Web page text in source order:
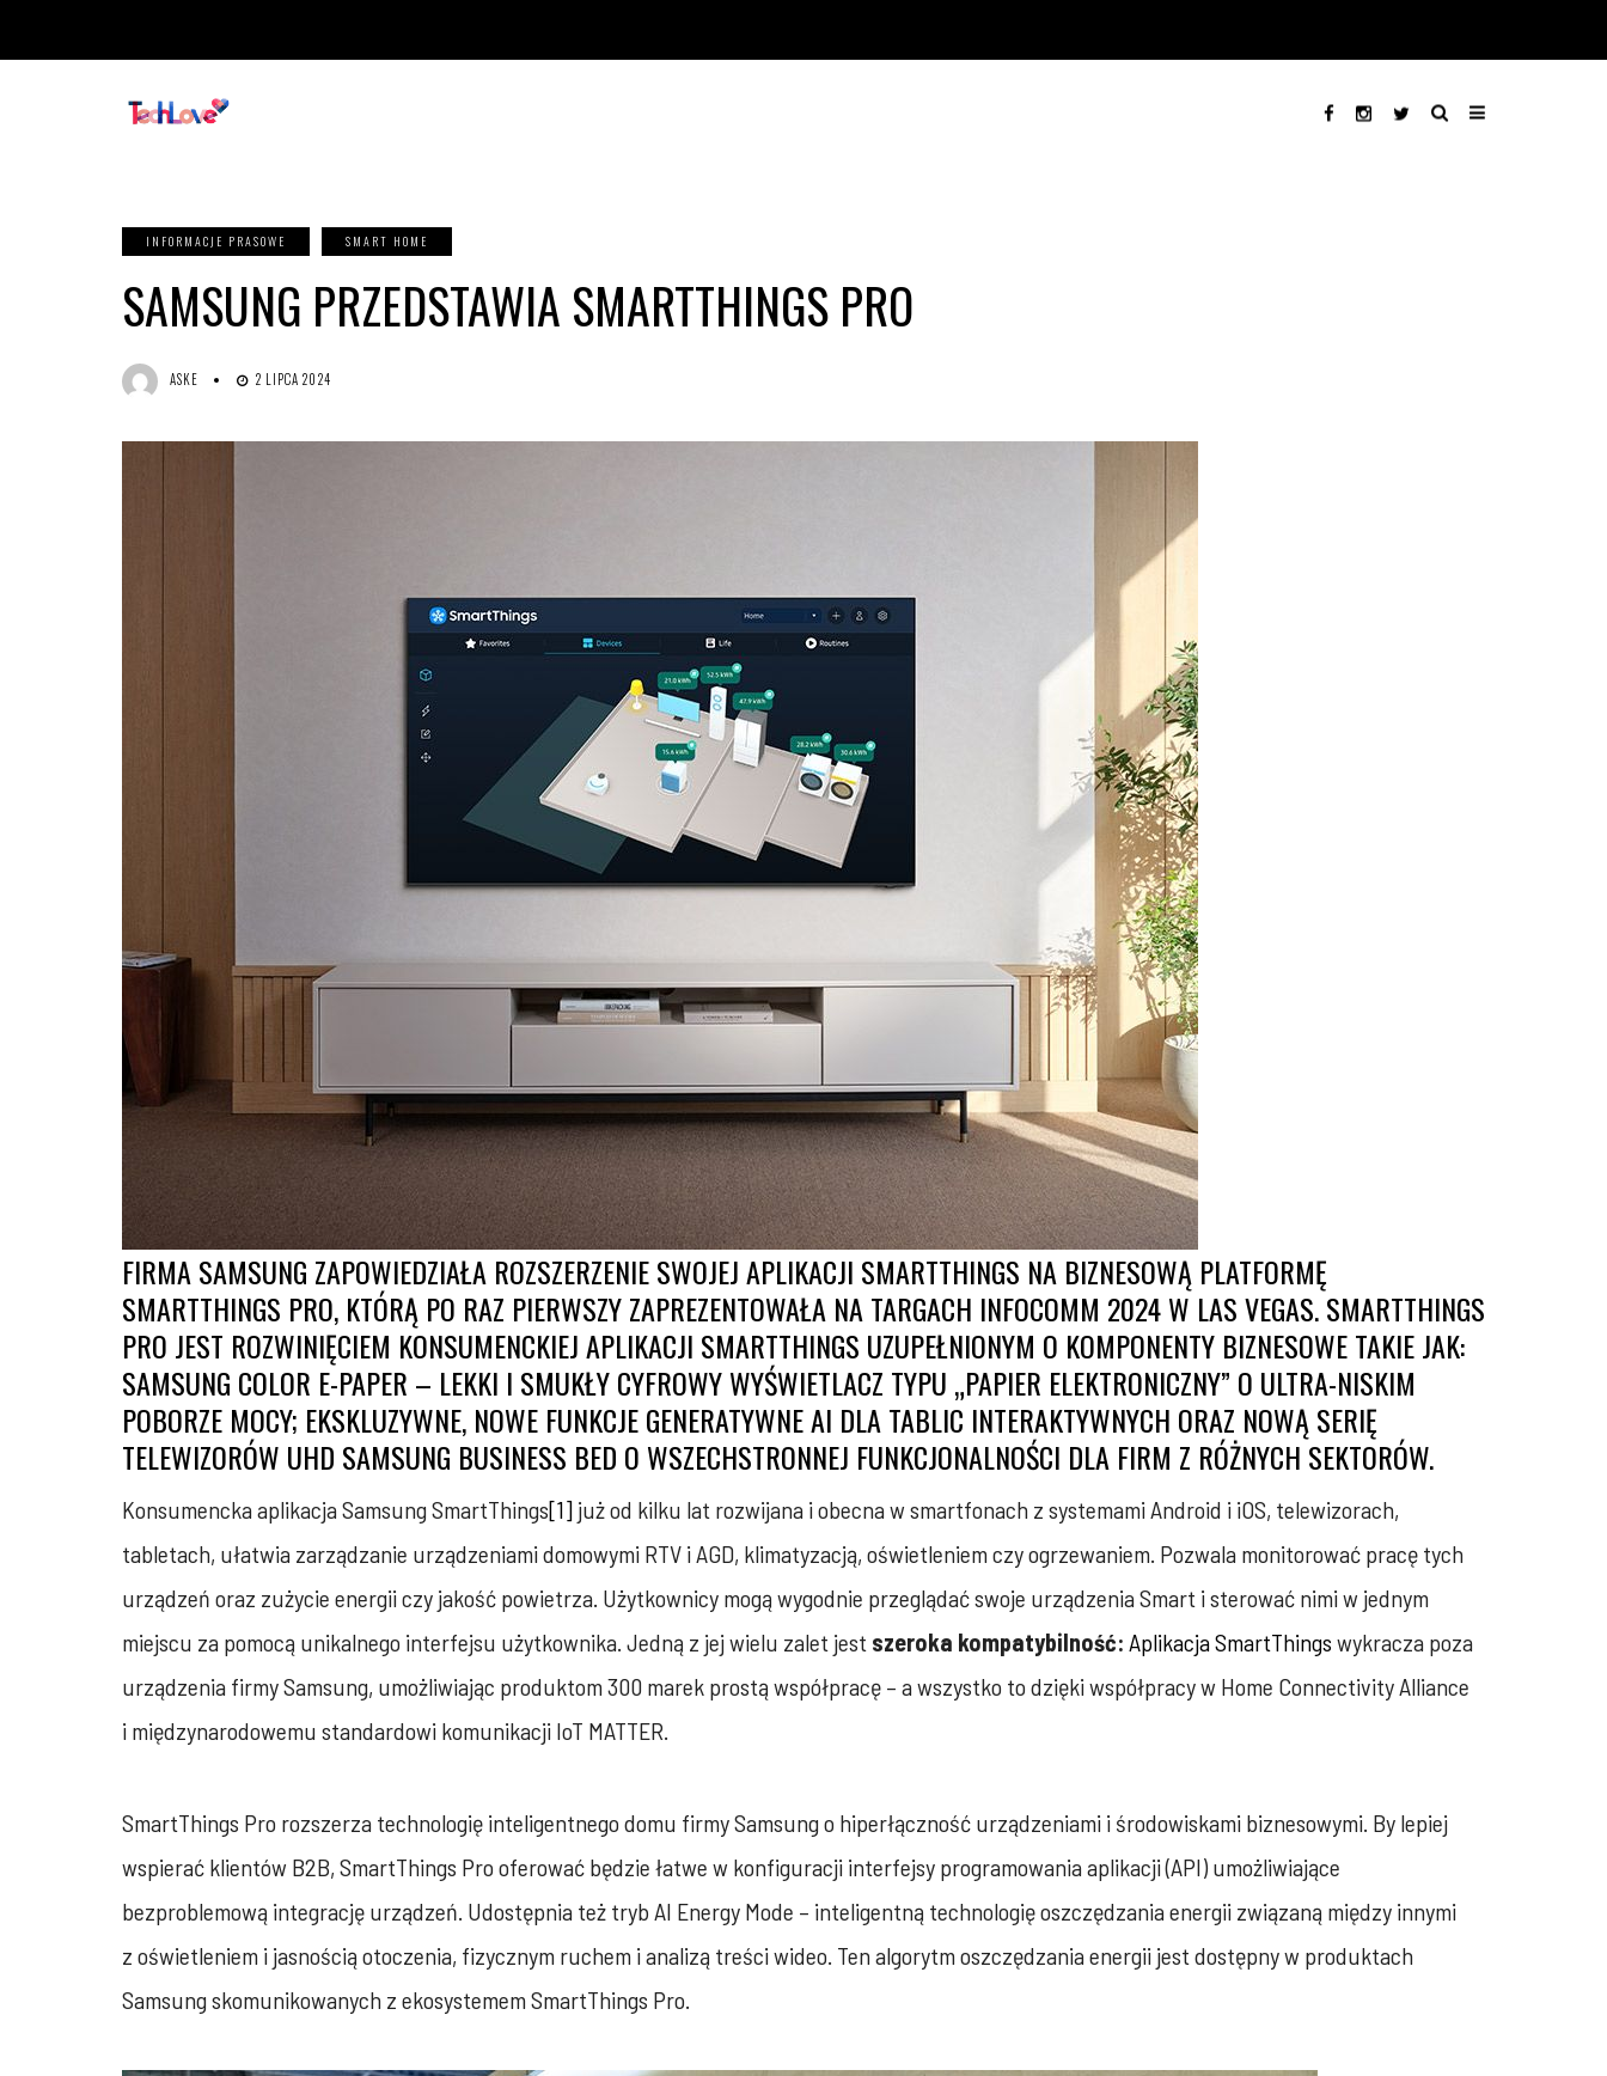
INFORMACJE PRASOWE SMART HOME
SAMSUNG PRZEDSTAWIA SMARTTHINGS PRO
ASKE 2 LIPCA 2024
FIRMA SAMSUNG ZAPOWIEDZIAŁA ROZSZERZENIE SWOJEJ APLIKACJI SMARTTHINGS NA BIZNESOWĄ PLATFORMĘ
SMARTTHINGS PRO, KTÓRĄ PO RAZ PIERWSZY ZAPREZENTOWAŁA NA TARGACH INFOCOMM 2024 W LAS VEGAS. SMARTTHINGS
PRO JEST ROZWINIĘCIEM KONSUMENCKIEJ APLIKACJI SMARTTHINGS UZUPEŁNIONYM O KOMPONENTY BIZNESOWE TAKIE JAK:
SAMSUNG COLOR E-PAPER – LEKKI I SMUKŁY CYFROWY WYŚWIETLACZ TYPU „PAPIER ELEKTRONICZNY” O ULTRA-NISKIM
POBORZE MOCY; EKSKLUZYWNE, NOWE FUNKCJE GENERATYWNE AI DLA TABLIC INTERAKTYWNYCH ORAZ NOWĄ SERIĘ
TELEWIZORÓW UHD SAMSUNG BUSINESS BED O WSZECHSTRONNEJ FUNKCJONALNOŚCI DLA FIRM Z RÓŻNYCH SEKTORÓW.
Konsumencka aplikacja Samsung SmartThings[1] już od kilku lat rozwijana i obecna w smartfonach z systemami Android i iOS, telewizorach,
tabletach, ułatwia zarządzanie urządzeniami domowymi RTV i AGD, klimatyzacją, oświetleniem czy ogrzewaniem. Pozwala monitorować pracę tych
urządzeń oraz zużycie energii czy jakość powietrza. Użytkownicy mogą wygodnie przeglądać swoje urządzenia Smart i sterować nimi w jednym
miejscu za pomocą unikalnego interfejsu użytkownika. Jedną z jej wielu zalet jest szeroka kompatybilność: Aplikacja SmartThings wykracza poza
urządzenia firmy Samsung, umożliwiając produktom 300 marek prostą współpracę – a wszystko to dzięki współpracy w Home Connectivity Alliance
i międzynarodowemu standardowi komunikacji IoT MATTER.
SmartThings Pro rozszerza technologię inteligentnego domu firmy Samsung o hiperłączność urządzeniami i środowiskami biznesowymi. By lepiej
wspierać klientów B2B, SmartThings Pro oferować będzie łatwe w konfiguracji interfejsy programowania aplikacji (API) umożliwiające
bezproblemową integrację urządzeń. Udostępnia też tryb AI Energy Mode – inteligentną technologię oszczędzania energii związaną między innymi
z oświetleniem i jasnością otoczenia, fizycznym ruchem i analizą treści wideo. Ten algorytm oszczędzania energii jest dostępny w produktach
Samsung skomunikowanych z ekosystemem SmartThings Pro.